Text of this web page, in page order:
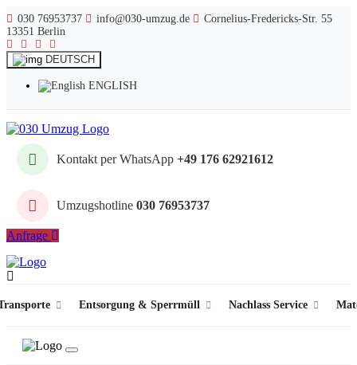
030 76953737 info@030-umzug.de
Cornelius-Fredericks-Str. 55
13351 Berlin
DEUTSCH
ENGLISH
Kontakt per WhatsApp +49 176 62921612
Umzugshotline 030 76953737
Anfrage
Entsorgung & Sperrmüll Nachlass Service